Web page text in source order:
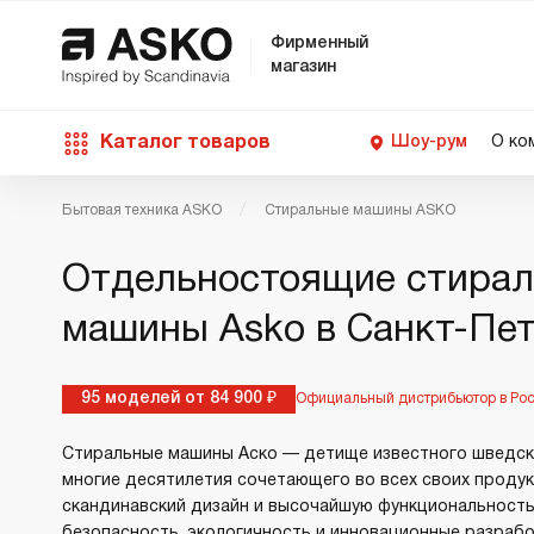
Фирменный
магазин
Каталог товаров Шоу-рум О
Техника для кухни
Аксессуары
Бытовая техника ASKO Стиральные машины ASKO
Отдельностоящие
машины Asko в Санкт-
95 моделей от 84 900 ₽ Официальный дистрибьютор в
Стиральные машины Аско — детище известного
многие десятилетия сочетающего во всех своих
скандинавский дизайн и высочайшую